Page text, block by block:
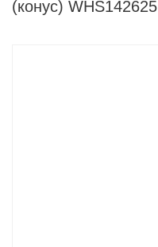
(конус) WHS142625